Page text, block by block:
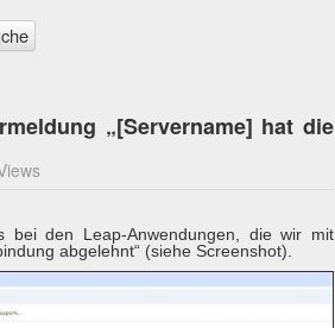
„[Servername] hat die
bei den Leap-Anwendungen, die wir mit
abgelehnt“ (siehe Screenshot).